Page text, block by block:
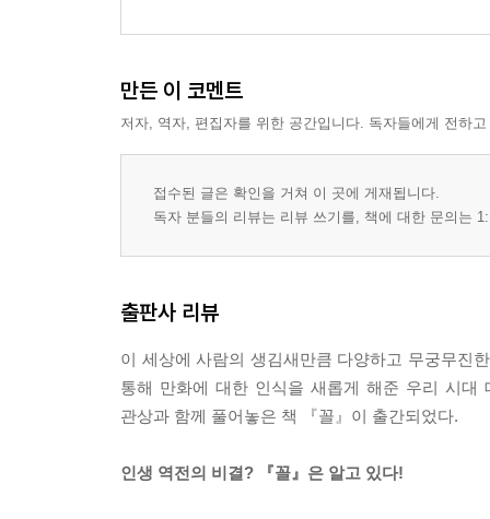
만든 이 코멘트
저자, 역자, 편집자를 위한 공간입니다. 독자들에게 전하
접수된 글은 확인을 거쳐 이 곳에 게재됩니다.
독자 분들의 리뷰는 리뷰 쓰기를, 책에 대한 문의는
출판사 리뷰
이 세상에 사람의 생김새만큼 다양하고 무궁무진
통해 만화에 대한 인식을 새롭게 해준 우리 시
관상과 함께 풀어놓은 책 『꼴』이 출간되었다.
인생 역전의 비결? 『꼴』은 알고 있다!